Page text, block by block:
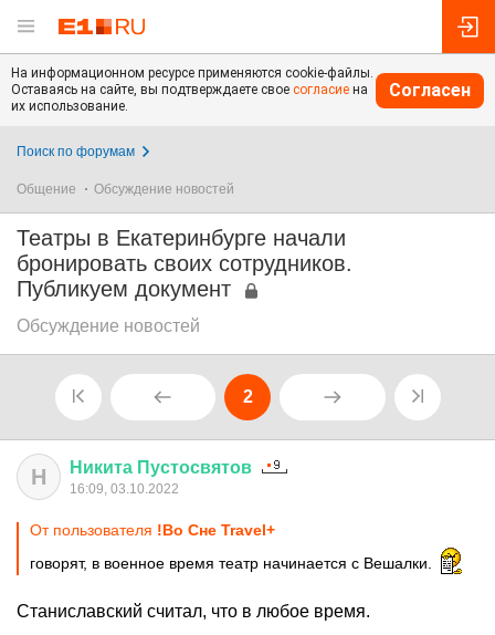
На информационном ресурсе применяются cookie-файлы.
Оставаясь на сайте, вы подтверждаете свое согласие на
их использование.
Согласен
Поиск по форумам
Общение Обсуждение новостей
Театры в Екатеринбурге начали
бронировать своих сотрудников.
Публикуем документ
Обсуждение новостей
2
Н Никита Пустосвятов
16:09, 03.10.2022
От пользователя !Во Сне Travel+
говорят, в военное время театр начинается с Вешалки.
Станиславский считал, что в любое время.